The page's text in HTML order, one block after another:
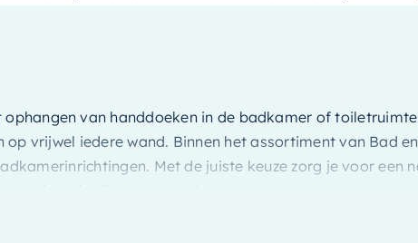
van handdoeken in de badkamer of
vrijwel iedere wand. Binnen het assortiment van Bad
Met de juiste keuze zorg je voor een